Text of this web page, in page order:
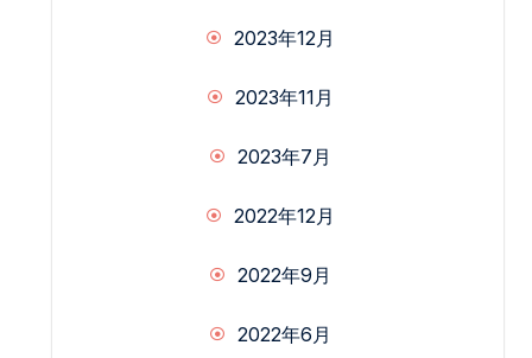
2023年12月
2023年11月
2023年7月
2022年12月
2022年9月
2022年6月